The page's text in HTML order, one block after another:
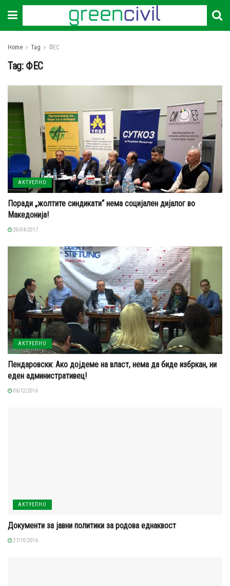
Home Tag ФЕС
Tag: ФЕС
АКТУЕЛНО
Поради „жолтите синдикати“ нема социјален дијалог во
Македонија!
20/04/2017
АКТУЕЛНО
Пендаровски: Ако дојдеме на власт, нема да биде избркан, ни
еден административец!
06/12/2016
АКТУЕЛНО
Документи за јавни политики за родова еднаквост
27/10/2016